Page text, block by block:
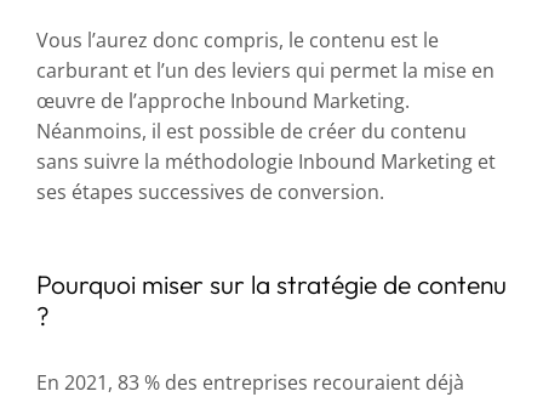
Vous l’aurez donc compris, le contenu est le
carburant et l’un des leviers qui permet la mise en
œuvre de l’approche Inbound Marketing.
Néanmoins, il est possible de créer du contenu
sans suivre la méthodologie Inbound Marketing et
ses étapes successives de conversion.
Pourquoi miser sur la stratégie de contenu
?
En 2021, 83 % des entreprises recouraient déjà